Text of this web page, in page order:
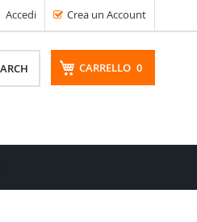
Accedi Crea un Account
CARRELLO 0